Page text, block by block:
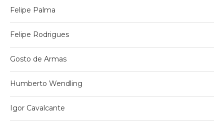
Felipe Palma
Felipe Rodrigues
Gosto de Armas
Humberto Wendling
Igor Cavalcante